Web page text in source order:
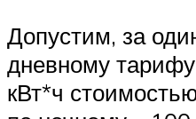
Допустим, за
дневному
кВт*ч